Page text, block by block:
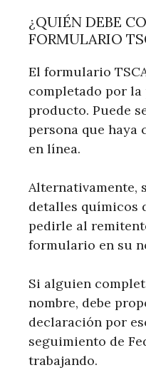
¿QUIÉN DEBE
FORMULARIO
El formulario
completado por
producto. Puede
persona que haya
en línea.
Alternativamente,
detalles químicos
pedirle al
formulario en su
Si alguien
nombre, debe
declaración por
seguimiento de
trabajando.